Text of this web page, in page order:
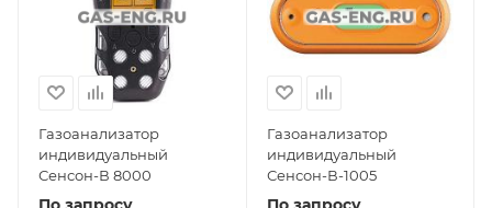
Газоанализатор
индивидуальный
Сенсон-В 8000
Газоанализатор
индивидуальный
Сенсон-В-1005